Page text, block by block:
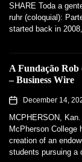
SHARE Toda a
ruhr (coloquial):
started back in
A Fundação Rob
– Business Wire
December 14,
MCPHERSON,
McPherson College
creation of an
students pursuing a